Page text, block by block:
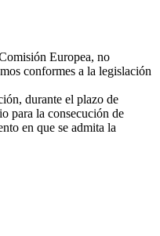
Europea, no
conformes a la legislación
durante el plazo de
para la consecución de
en que se admita la